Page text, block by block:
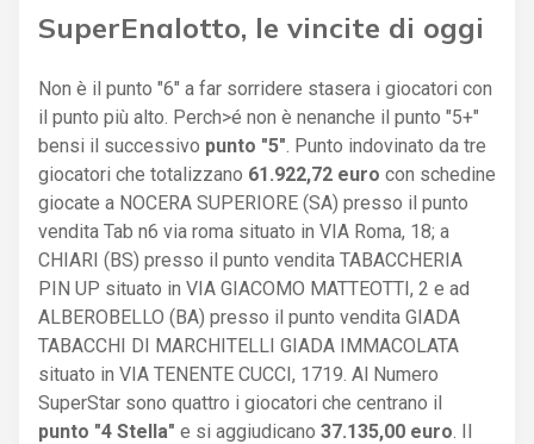
SuperEnalotto, le vincite di oggi
Non è il punto "6" a far sorridere stasera i giocatori con
il punto più alto. Perch>é non è nenanche il punto "5+"
bensi il successivo punto "5" . Punto indovinato da tre
giocatori che totalizzano 61.922,72 euro con schedine
giocate a NOCERA SUPERIORE (SA) presso il punto
vendita Tab n6 via roma situato in VIA Roma, 18; a
CHIARI (BS) presso il punto vendita TABACCHERIA
PIN UP situato in VIA GIACOMO MATTEOTTI, 2 e ad
ALBEROBELLO (BA) presso il punto vendita GIADA
TABACCHI DI MARCHITELLI GIADA IMMACOLATA
situato in VIA TENENTE CUCCI, 1719. Al Numero
SuperStar sono quattro i giocatori che centrano il
punto "4 Stella" e si aggiudicano 37.135,00 euro . Il